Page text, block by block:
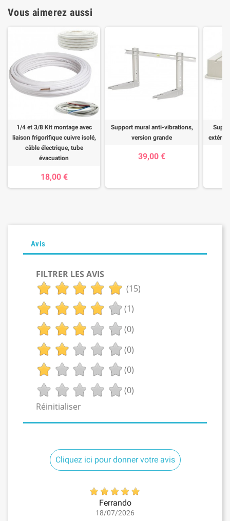
Vous aimerez aussi
1/4 et 3/8 Kit montage avec
liaison frigorifique cuivre isolé,
câble électrique, tube
évacuation
18,00 €
Support mural anti-vibrations,
version grande
39,00 €
Avis
FILTRER LES AVIS
(15)
(1)
(0)
(0)
(0)
(0)
Réinitialiser
Cliquez ici pour donner votre avis
Ferrando
18/07/2026